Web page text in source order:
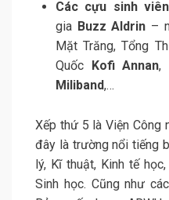
Các cựu sinh
gia Buzz Aldrin –
Mặt Trăng, Tổng
Quốc Kofi Annan,
Miliband,…
Xếp thứ 5 là Viện Công
đây là trường nổi tiếng
lý, Kĩ thuật, Kinh tế
Sinh học. Cũng như